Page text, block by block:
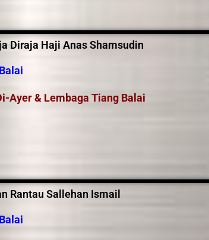
Diraja Haji Anas Shamsudin
Ayer & Lembaga Tiang Balai
Rantau Sallehan Ismail